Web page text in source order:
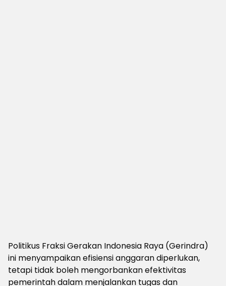
Politikus Fraksi Gerakan Indonesia Raya (Gerindra)
ini menyampaikan efisiensi anggaran diperlukan,
tetapi tidak boleh mengorbankan efektivitas
pemerintah dalam menjalankan tugas dan